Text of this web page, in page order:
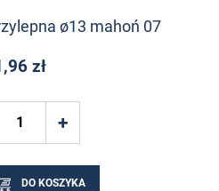
ø13 mahoń 07
zł
DO KOSZYKA